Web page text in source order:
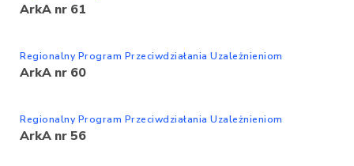
ArkA nr 61
Regionalny Program Przeciwdziałania Uzależnieniom
ArkA nr 60
Regionalny Program Przeciwdziałania Uzależnieniom
ArkA nr 56